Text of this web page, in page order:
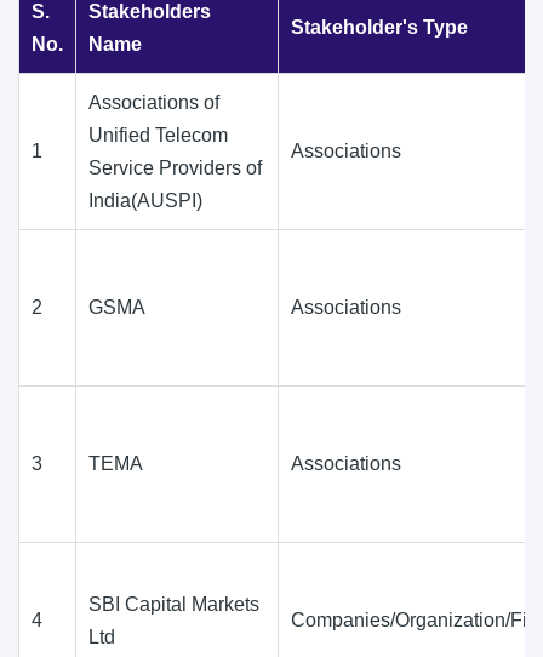
S.
No.
Stakeholders
Name
Stakeholder's Type
1
Associations of
Unified Telecom
Service Providers of
India(AUSPI)
Associations
2 GSMA Associations
3 TEMA Associations
4
SBI Capital Markets
Ltd
Companies/Organization/